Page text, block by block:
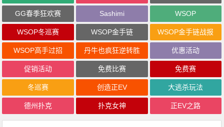
GG春季狂欢赛 Sashimi WSOP
WSOP冬巡赛 WSOP金手链 WSOP金手链战报
WSOP高手过招 丹牛也疯狂逆转胜 优惠活动
促销活动 免费比赛 免费赛
冬巡赛 创造正EV 大逃杀玩法
德州扑克 扑克女神 正EV之路